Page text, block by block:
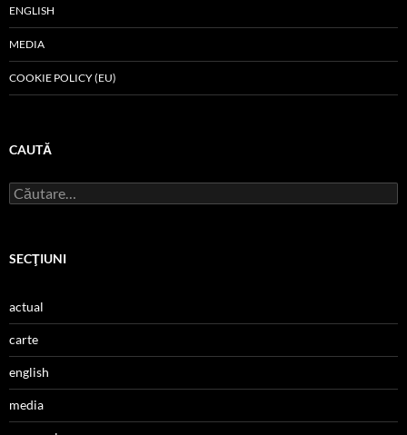
ENGLISH
MEDIA
COOKIE POLICY (EU)
CAUTĂ
Caută
după:
SECŢIUNI
actual
carte
english
media